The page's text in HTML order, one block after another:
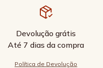
Devolução grátis
Até 7 dias da compra
Política de Devolução